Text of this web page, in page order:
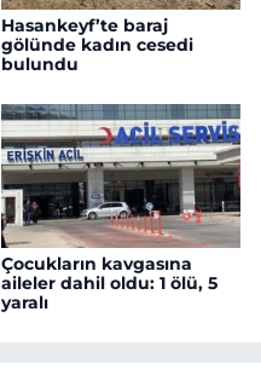
Hasankeyf’te baraj
gölünde kadın cesedi
bulundu
Çocukların kavgasına
aileler dahil oldu: 1 ölü, 5
yaralı